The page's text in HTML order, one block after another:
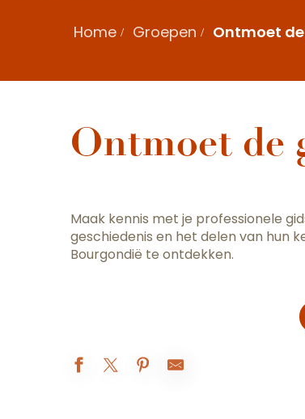
Home Groepen Ontmoet
Ontmoet de
Maak kennis met je professionele
geschiedenis en het delen van hun
Bourgondië te ontdekken.